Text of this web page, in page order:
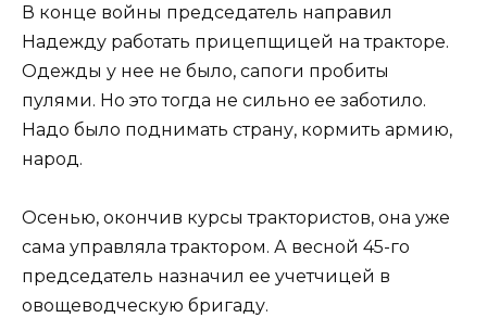
В конце войны председатель направил
Надежду работать прицепщицей на тракторе.
Одежды у нее не было, сапоги пробиты
пулями. Но это тогда не сильно ее заботило.
Надо было поднимать страну, кормить армию,
народ.
Осенью, окончив курсы трактористов, она уже
сама управляла трактором. А весной 45-го
председатель назначил ее учетчицей в
овощеводческую бригаду.